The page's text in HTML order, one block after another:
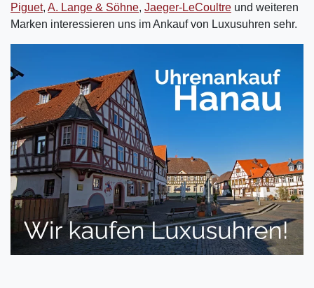
Piguet, A. Lange & Söhne, Jaeger-LeCoultre und weiteren
Marken interessieren uns im Ankauf von Luxusuhren sehr.